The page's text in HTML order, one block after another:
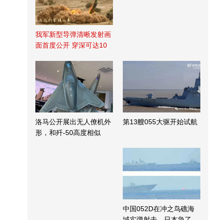
我军新型导弹清晰发射画
面首度公开 穿深可达10
洛马公开展出无人僚机外
形，和歼-50高度相似
第13艘055大驱开始试航
中国052D在冲之鸟礁海